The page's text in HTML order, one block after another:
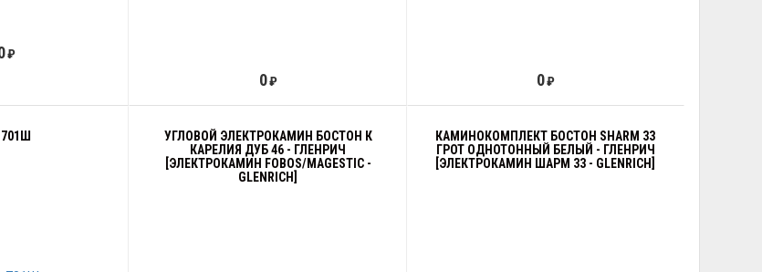
₽
0₽ 0₽
УГЛОВОЙ ЭЛЕКТРОКАМИН БОСТОН К
КАРЕЛИЯ ДУБ 46 - ГЛЕНРИЧ
[ЭЛЕКТРОКАМИН FOBOS/MAGESTIC -
GLENRICH]
КАМИНОКОМПЛЕКТ БОСТОН SHARM 33
ГРОТ ОДНОТОННЫЙ БЕЛЫЙ - ГЛЕНРИЧ
[ЭЛЕКТРОКАМИН ШАРМ 33 - GLENRICH]